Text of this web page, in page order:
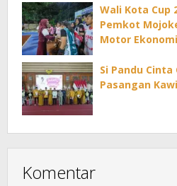
Wali Kota Cup
Pemkot
Motor Ekonomi
Si Pandu
Pasangan
Komentar